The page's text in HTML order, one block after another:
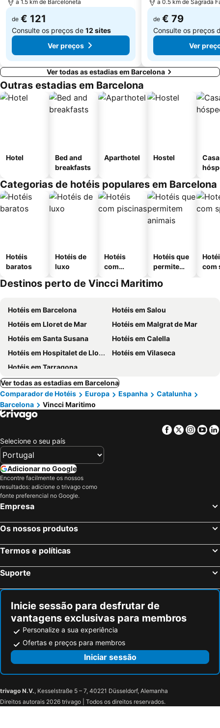
Universidade de Barcelona
Gran Via de les Corts Catalans
a 1.5 km de Barceloneta
de € 121
Consulte os preços de 12 sites
Ver preços
a 0.5 km de Sagrada
de € 79
Consulte os preços
Ver
Ver todas as estadias em Barcelona
Outras estadias em Barcelona
Hotel
Bed and
breakfasts
Aparthotel Hostel
Categorias de hotéis populares em Barcelona
Hotéis
baratos
Hotéis de
luxo
Hotéis
com
Hotéis que
permitem
com
Destinos perto de Vincci Maritimo
Hotéis em Barcelona
Hotéis em Salou
Hotéis em Lloret de Mar
Hotéis em Malgrat de Mar
Hotéis em Santa Susana
Hotéis em Calella
Hotéis em Hospitalet de Llobregat
Hotéis em Vilaseca
Hotéis em Tarragona
Ver todas as estadias em Barcelona
Comparador de Hotéis
Europa Espanha
Catalunha
Barcelona
Vincci Maritimo
Facebook
Twitter
Selecione o seu país
Adicionar no Google
Encontre facilmente os nossos
resultados: adicione o trivago como
fonte preferencial no Google.
Empresa
Os nossos produtos
Termos e políticas
Suporte
Inicie sessão para desfrutar de
vantagens exclusivas para membros
Personalize a sua experiência
Ofertas e preços para membros
Iniciar sessão
trivago N.V., Kesselstraße 5 – 7, 40221 Düsseldorf, Alemanha
Direitos autorais 2026 trivago | Todos os direitos reservados.